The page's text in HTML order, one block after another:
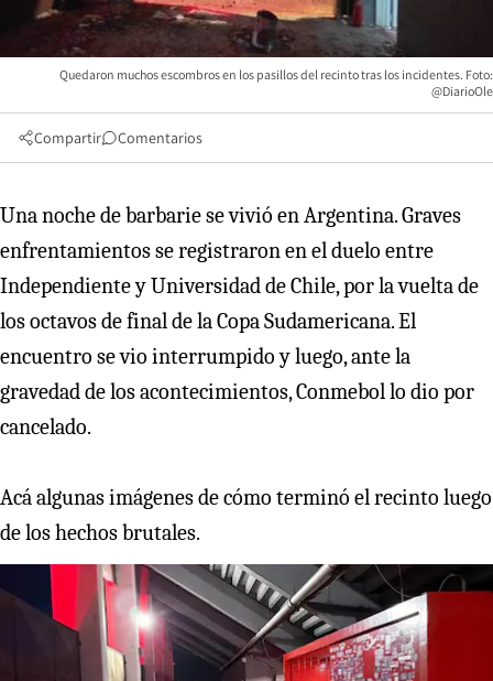
Quedaron muchos escombros en los pasillos del recinto tras los incidentes. Foto:
@DiarioOle
Compartir Comentarios
Una noche de barbarie se vivió en Argentina. Graves
enfrentamientos se registraron en el duelo entre
Independiente y Universidad de Chile, por la vuelta de
los octavos de final de la Copa Sudamericana. El
encuentro se vio interrumpido y luego, ante la
gravedad de los acontecimientos, Conmebol lo dio por
cancelado.
Acá algunas imágenes de cómo terminó el recinto luego
de los hechos brutales.